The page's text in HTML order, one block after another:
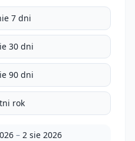
7 dni
30 dni
90 dni
rok
– 2 sie 2026